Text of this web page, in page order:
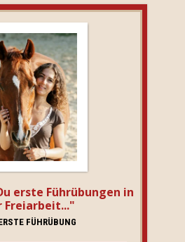
erste Führübungen in
Freiarbeit..."
FÜHRÜBUNG